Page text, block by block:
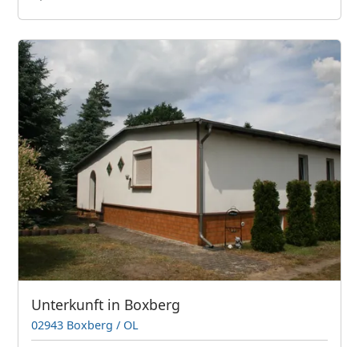
Unterkunft in Boxberg
02943 Boxberg / OL